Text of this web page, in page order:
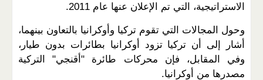
الاستراتيجية، التي تم الإعلان عنها عام 2011.
وحول المجالات التي تقوم تركيا وأوكرانيا بالتعاون بينهما،
أشار إلى أن تركيا تزود أوكرانيا بطائرات بدون طيار،
وفي المقابل، فإن محركات طائرة "أقنجي" التركية
مصدرها من أوكرانيا.